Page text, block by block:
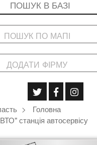
ПОШУК ПО МАПІ
ДОДАТИ ФІРМУ
Головна
станція автосервісу